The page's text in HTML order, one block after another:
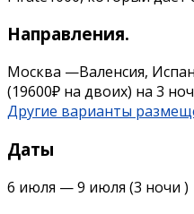
Направления.
Москва —Валенсия,
(19600₽ на двоих) на 3
Другие варианты
Даты
6 июля —9 июля (3 ночи )